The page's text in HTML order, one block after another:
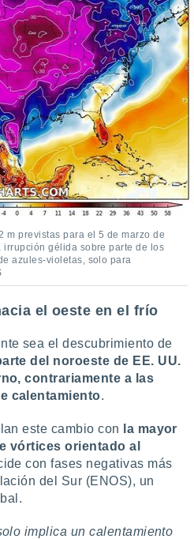
m previstas para el 5 de marzo de
irrupción gélida sobre parte de los
azules-violetas, solo para
el oeste en el frío
sea el descubrimiento de
del noroeste de EE. UU.
contrariamente a las
calentamiento.
este cambio con la mayor
vórtices orientado al
con fases negativas más
del Sur (ENOS), un
implica un calentamiento